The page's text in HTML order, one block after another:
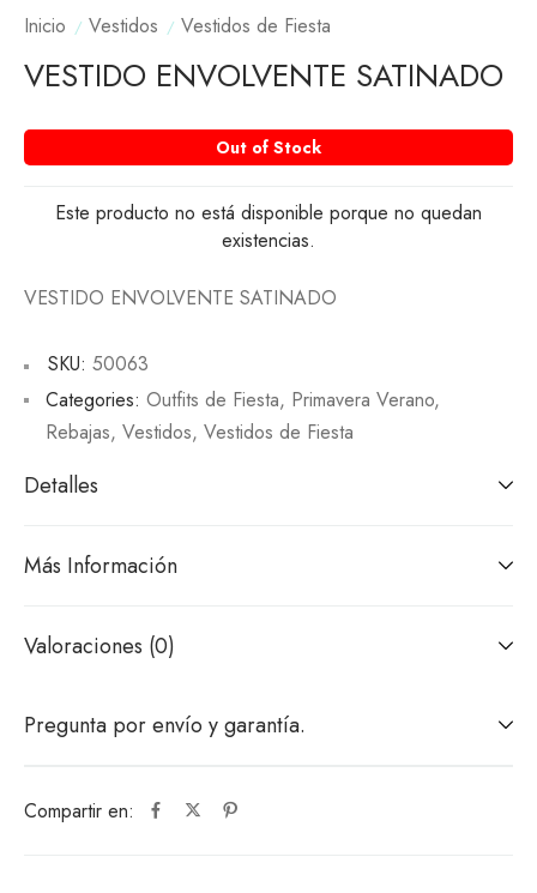
Inicio Vestidos Vestidos de Fiesta
VESTIDO ENVOLVENTE SATINADO
Out of Stock
Este producto no está disponible porque no quedan
existencias.
VESTIDO ENVOLVENTE SATINADO
Compartir en:
SKU: 50063
Categories: Outfits de Fiesta, Primavera Verano,
Rebajas, Vestidos, Vestidos de Fiesta
Detalles
Más Información
Valoraciones (0)
Pregunta por envío y garantía.